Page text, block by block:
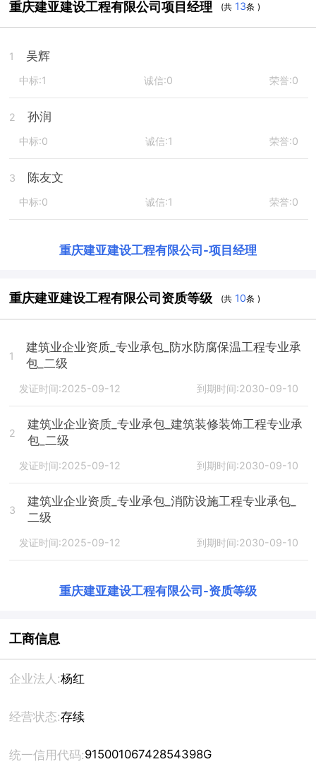
重庆建亚建设工程有限公司项目经理 (共 13条 )
1 吴辉
中标:1 诚信:0 荣誉:0
2 孙润
中标:0 诚信:1 荣誉:0
3 陈友文
中标:0 诚信:1 荣誉:0
重庆建亚建设工程有限公司 -项目经理
重庆建亚建设工程有限公司资质等级 (共 10条 )
1
建筑业企业资质_专业承包_防水防腐保温工程专业承
包_二级
发证时间:2025-09-12 到期时间:2030-09-10
2
建筑业企业资质_专业承包_建筑装修装饰工程专业承
包_二级
发证时间:2025-09-12 到期时间:2030-09-10
3
建筑业企业资质_专业承包_消防设施工程专业承包_
二级
发证时间:2025-09-12 到期时间:2030-09-10
重庆建亚建设工程有限公司 -资质等级
工商信息
企业法人:杨红
经营状态:存续
统一信用代码:91500106742854398G